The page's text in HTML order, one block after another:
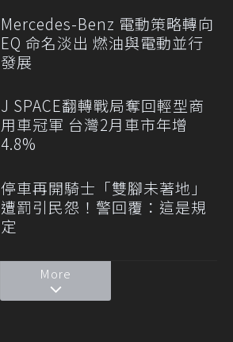
Mercedes-Benz 電動策略轉向
EQ 命名淡出 燃油與電動並行
發展
J SPACE翻轉戰局奪回輕型商
用車冠軍 台灣2月車市年增
4.8%
停車再開騎士「雙腳未著地」
遭罰引民怨！警回覆：這是規
定
More